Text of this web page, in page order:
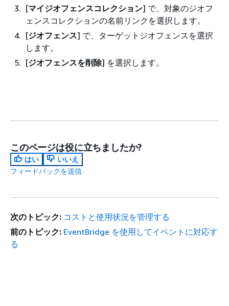
[マイジオフェンスコレクション] で、対象のジオフ
ェンスコレクションの名前リンクを選択します。
[ジオフェンス] で、ターゲットジオフェンスを選択
します。
[ジオフェンスを削除] を選択します。
このページは役に立ちましたか?
はい
いいえ
フィードバックを送信
次のトピック: コストと使用状況を管理する
前のトピック: EventBridge を使用してイベントに対応す
る